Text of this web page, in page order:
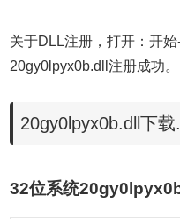
关于DLL注册，打开：开
20gy0lpyx0b.dll注册成功。
20gy0lpyx0b.dll下
32位系统